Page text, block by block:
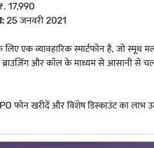
17,990
25 जनवरी 2021
लिए एक व्यावहारिक स्मार्टफोन है, जो
ब्राउज़िंग और कॉल के माध्यम से आसानी से
फोन खरीदें और विशेष डिस्काउंट का लाभ